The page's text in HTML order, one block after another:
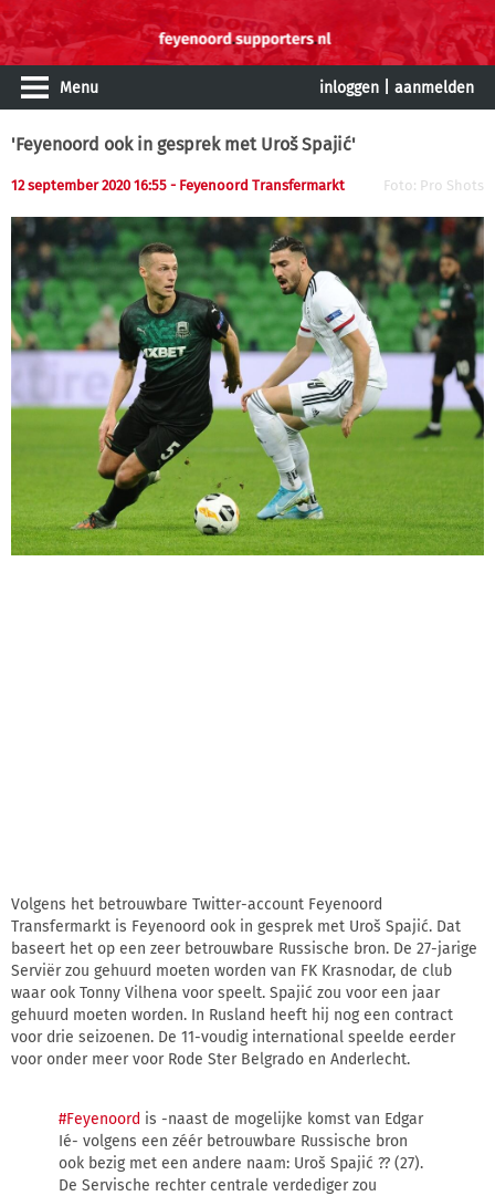
Menu inloggen aanmelden
'Feyenoord ook in gesprek met Uroš Spajić'
12 september 2020 16:55 - Feyenoord Transfermarkt Foto: Pro Shots
Volgens het betrouwbare Twitter-account Feyenoord
Transfermarkt is Feyenoord ook in gesprek met Uroš Spajić. Dat
baseert het op een zeer betrouwbare Russische bron. De 27-jarige
Serviër zou gehuurd moeten worden van FK Krasnodar, de club
waar ook Tonny Vilhena voor speelt. Spajić zou voor een jaar
gehuurd moeten worden. In Rusland heeft hij nog een contract
voor drie seizoenen. De 11-voudig international speelde eerder
voor onder meer voor Rode Ster Belgrado en Anderlecht.
#Feyenoord is -naast de mogelijke komst van Edgar
Ié- volgens een zéér betrouwbare Russische bron
ook bezig met een andere naam: Uroš Spajić ?? (27).
De Servische rechter centrale verdediger zou